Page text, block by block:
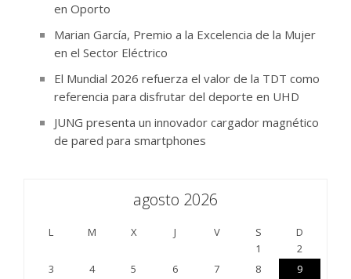
en Oporto
Marian García, Premio a la Excelencia de la Mujer
en el Sector Eléctrico
El Mundial 2026 refuerza el valor de la TDT como
referencia para disfrutar del deporte en UHD
JUNG presenta un innovador cargador magnético
de pared para smartphones
agosto 2026
L M X J V S
D
1
2
3
4 5 6 7 8
9